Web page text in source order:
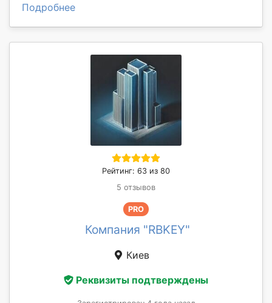
Подробнее
Рейтинг: 63 из 80
5 отзывов
PRO
Компания "RBKEY"
Киев
Реквизиты подтверждены